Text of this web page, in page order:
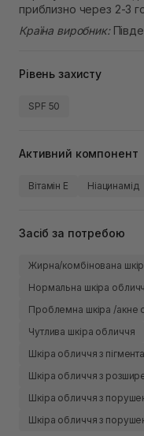
приблизно через 2-3
Країна виробник:
Рівень захисту
SPF 50
Активний компонент
Вітамін Е Ніацинамід
Засіб за потребою
Жирна/комбінована
Нормальна шкіра
Проблемна шкіра /акне
Чутлива шкіра обличчя
Шкіра обличчя з
Шкіра обличчя з
Шкіра обличчя з
Шкіра обличчя з